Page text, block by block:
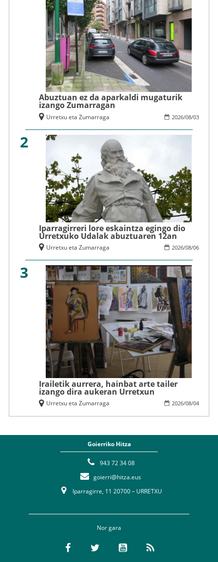
Abuztuan ez da aparkaldi mugaturik
izango Zumarragan
2026/08/03
Urretxu eta Zumarraga
2
Iparragirreri lore eskaintza egingo dio
Urretxuko Udalak abuztuaren 12an
2026/08/06
Urretxu eta Zumarraga
3
Irailetik aurrera, hainbat arte tailer
izango dira aukeran Urretxun
2026/08/04
Urretxu eta Zumarraga
Goierriko Hitza
943 72 34 08
goierri@hitza.eus
Iparragirre, 11 20700 – URRETXU
Nor gara